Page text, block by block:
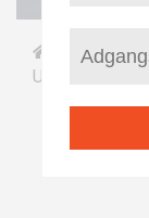
Saqqaa /
Upernavik